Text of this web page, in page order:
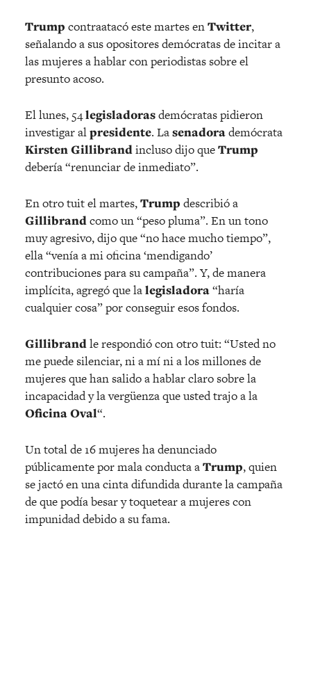
Trump contraatacó este martes enTwitter,
señalando a sus opositores demócratas de incitar a
las mujeres a hablar con periodistas sobre el
presunto acoso.
El lunes, 54legisladorasdemócratas pidieron
investigar alpresidente. Lasenadorademócrata
Kirsten Gillibrandincluso dijo queTrump
debería “renunciar de inmediato”.
En otro tuit el martes,Trump describió a
Gillibrandcomo un “peso pluma”. En un tono
muy agresivo, dijo que “no hace mucho tiempo”,
ella “venía a mi oficina ‘mendigando’
contribuciones para su campaña”. Y, de manera
implícita, agregó que lalegisladora“haría
cualquier cosa” por conseguir esos fondos.
Gillibrandle respondió con otro tuit: “Usted no
me puede silenciar, ni a mí ni a los millones de
mujeres que han salido a hablar claro sobre la
incapacidad y la vergüenza que usted trajo a la
Oficina Oval“.
Un total de 16 mujeres ha denunciado
públicamente por mala conducta aTrump, quien
se jactó en una cinta difundida durante la campaña
de que podía besar y toquetear a mujeres con
impunidad debido a su fama.